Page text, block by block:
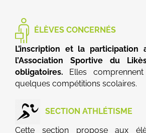
ÉLÈVES CONCERNÉS
L’inscription et la participation
l’Association Sportive du
obligatoires. Elles comprennent
quelques compétitions scolaires.
SECTION ATHLÉTISME
Cette section propose aux